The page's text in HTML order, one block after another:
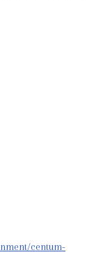
centum-